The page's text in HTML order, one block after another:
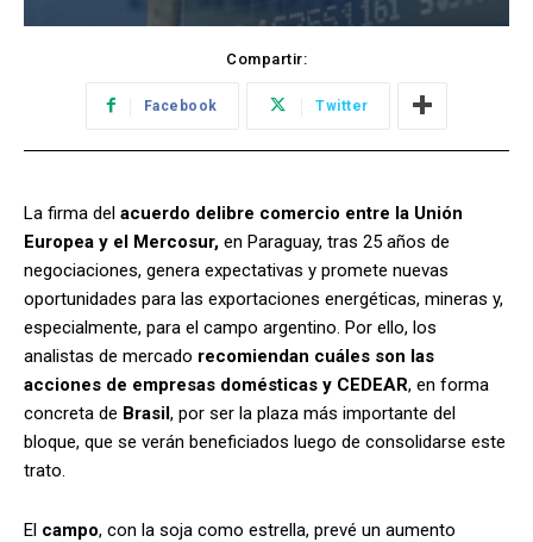
Compartir:
Facebook Twitter
La firma del acuerdo delibre comercio entre la Unión
Europea y el Mercosur, en Paraguay, tras 25 años de
negociaciones, genera expectativas y promete nuevas
oportunidades para las exportaciones energéticas, mineras y,
especialmente, para el campo argentino. Por ello, los
analistas de mercado recomiendan cuáles son las
acciones de empresas domésticas y CEDEAR, en forma
concreta de Brasil, por ser la plaza más importante del
bloque, que se verán beneficiados luego de consolidarse este
trato.
El campo, con la soja como estrella, prevé un aumento